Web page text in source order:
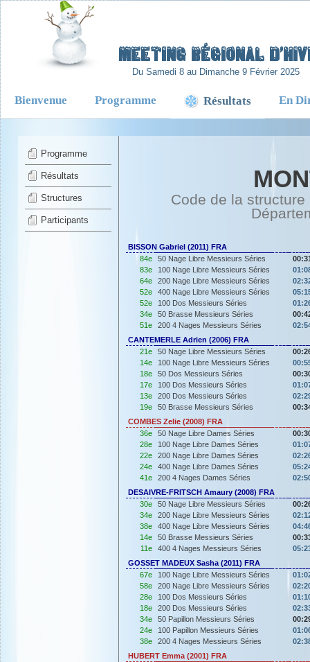
Meeting Régional
Du Samedi 8 au Dimanche 9 Février 2025
Bienvenue Programme Résultats En
Programme
Résultats
Structures
Participants
Code de la
BISSON Gabriel (2011) FRA
84e
50 Nage Libre Messieurs Séries
83e
100 Nage Libre Messieurs Séries
64e
200 Nage Libre Messieurs Séries
52e
400 Nage Libre Messieurs Séries
52e
100 Dos Messieurs Séries
34e
50 Brasse Messieurs Séries
51e
200 4 Nages Messieurs Séries
CANTEMERLE Adrien (2006) FRA
21e
50 Nage Libre Messieurs Séries
14e
100 Nage Libre Messieurs Séries
18e
50 Dos Messieurs Séries
17e
100 Dos Messieurs Séries
13e
200 Dos Messieurs Séries
19e
50 Brasse Messieurs Séries
COMBES Zelie (2008) FRA
36e
50 Nage Libre Dames Séries
28e
100 Nage Libre Dames Séries
22e
200 Nage Libre Dames Séries
24e
400 Nage Libre Dames Séries
41e
200 4 Nages Dames Séries
DESAIVRE-FRITSCH Amaury (2008) FRA
30e
50 Nage Libre Messieurs Séries
34e
200 Nage Libre Messieurs Séries
38e
400 Nage Libre Messieurs Séries
14e
50 Brasse Messieurs Séries
11e
400 4 Nages Messieurs Séries
GOSSET MADEUX Sasha (2011) FRA
67e
100 Nage Libre Messieurs Séries
58e
200 Nage Libre Messieurs Séries
28e
100 Dos Messieurs Séries
18e
200 Dos Messieurs Séries
34e
50 Papillon Messieurs Séries
24e
100 Papillon Messieurs Séries
38e
200 4 Nages Messieurs Séries
HUBERT Emma (2001) FRA